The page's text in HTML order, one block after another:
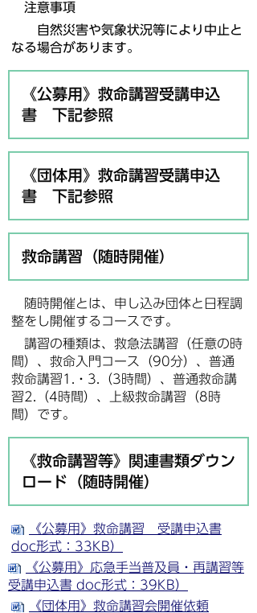
注意事項
自然災害や気象状況等により中止と
なる場合があります。
《公募用》救命講習受講申込
書 下記参照
《団体用》救命講習受講申込
書 下記参照
救命講習（随時開催）
随時開催とは、申し込み団体と日程調
整をし開催するコースです。
講習の種類は、救急法講習（任意の時
間）、救命入門コース（90分）、普通
救命講習1.・3.（3時間）、普通救命講
習2.（4時間）、上級救命講習（8時
間）です。
《救命講習等》関連書類ダウン
ロード（随時開催）
《公募用》救命講習 受講申込書
doc形式：33KB）
《公募用》応急手当普及員・再講習等
受講申込書 doc形式：39KB）
《団体用》救命講習会開催依頼